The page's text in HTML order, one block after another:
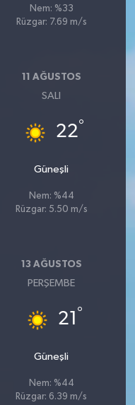
Nem: %33
Rüzgar: 7.69 m/s
11 AĞUSTOS
SALI
22°
Güneşli
Nem: %44
Rüzgar: 5.50 m/s
13 AĞUSTOS
PERŞEMBE
21 °
Güneşli
Nem: %44
Rüzgar: 6.39 m/s